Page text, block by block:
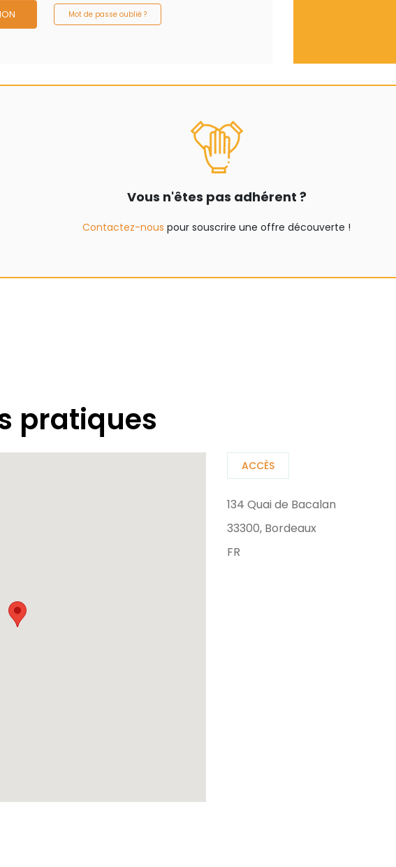
Mot de passe oublié ?
Vous n'êtes pas adhérent ?
Contactez-nous pour souscrire une offre découverte !
pratiques
ACCÈS
134 Quai de Bacalan
33300, Bordeaux
FR